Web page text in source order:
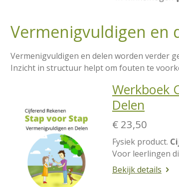
Vermenigvuldigen en
Vermenigvuldigen en delen worden verder
Inzicht in structuur helpt om fouten te
Werkboek
Delen
€ 23,50
Fysiek product.
Voor leerlingen
Bekijk details